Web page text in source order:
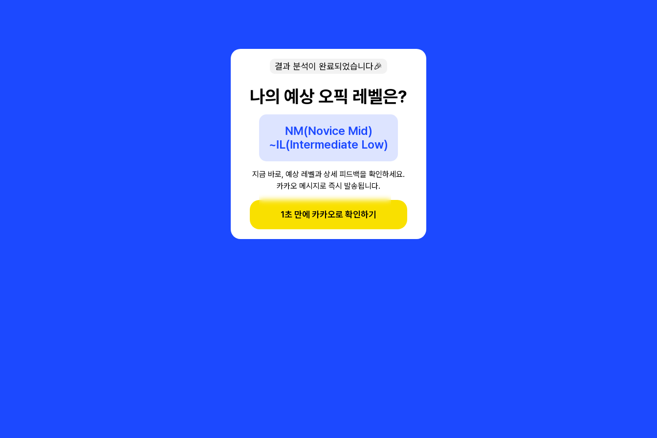
결과 분석이 완료되었습니다🎉
나의 예상 오픽 레벨은?
NM(Novice Mid)
~IL(Intermediate Low)
지금 바로, 예상 레벨과 상세 피드백을 확인하세요.
카카오 메시지로 즉시 발송됩니다.
1초 만에 카카오로 확인하기